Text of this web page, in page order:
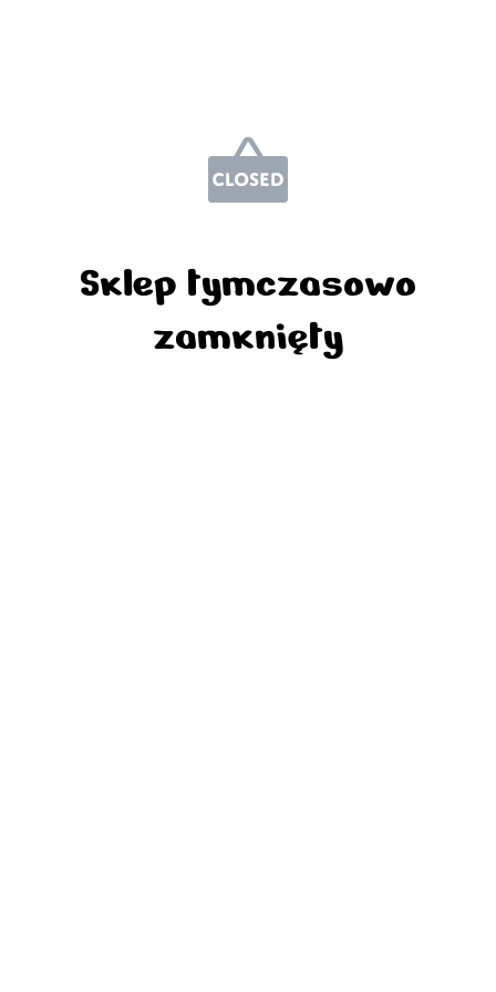
Sklep tymczasowo
zamknięty